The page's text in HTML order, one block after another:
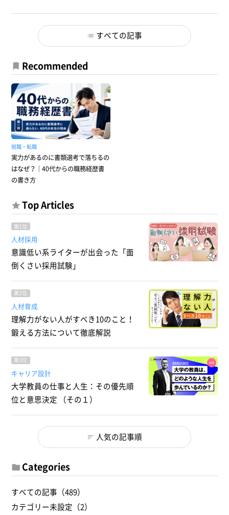
すべての記事
Recommended
就職・転職
実力があるのに書類選考で落ちるの
はなぜ？｜40代からの職務経歴書
の書き方
Top Articles
第1位
人材採用
意識低い系ライターが出会った「面
倒くさい採用試験」
第2位
人材育成
理解力がない人がすべき10のこと！
鍛える方法について徹底解説
第3位
キャリア設計
大学教員の仕事と人生：その優先順
位と意思決定 （その１）
人気の記事順
Categories
すべての記事（489）
カテゴリー未設定（2）